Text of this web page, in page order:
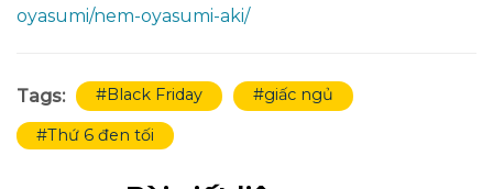
oyasumi/nem-oyasumi-aki/
Tags: #Black Friday #giấc ngủ
#Thứ 6 đen tối